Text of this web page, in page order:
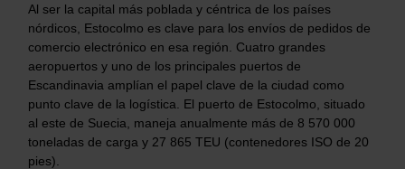
Al ser la capital más poblada y céntrica de los países
nórdicos, Estocolmo es clave para los envíos de pedidos de
comercio electrónico en esa región. Cuatro grandes
aeropuertos y uno de los principales puertos de
Escandinavia amplían el papel clave de la ciudad como
punto clave de la logística. El puerto de Estocolmo, situado
al este de Suecia, maneja anualmente más de 8 570 000
toneladas de carga y 27 865 TEU (contenedores ISO de 20
pies).